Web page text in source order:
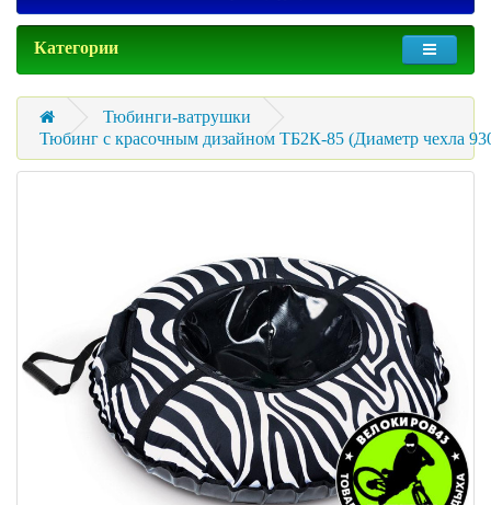
Категории
Тюбинги-ватрушки
Тюбинг с красочным дизайном ТБ2К-85 (Диаметр чехла